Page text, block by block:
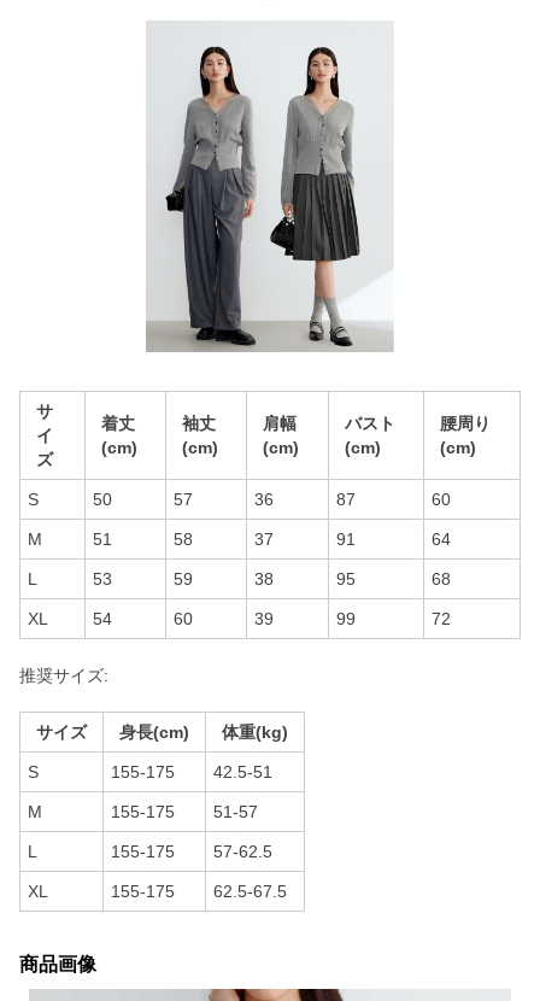
サ
イ
ズ
着丈
(cm)
袖丈
(cm)
肩幅
(cm)
バスト
(cm)
腰周り
(cm)
S 50 57 36 87 60
M 51 58 37 91 64
L 53 59 38 95 68
XL 54 60 39 99 72
推奨サイズ:
サイズ 身長(cm) 体重(kg)
S 155-175 42.5-51
M 155-175 51-57
L 155-175 57-62.5
XL 155-175 62.5-67.5
商品画像